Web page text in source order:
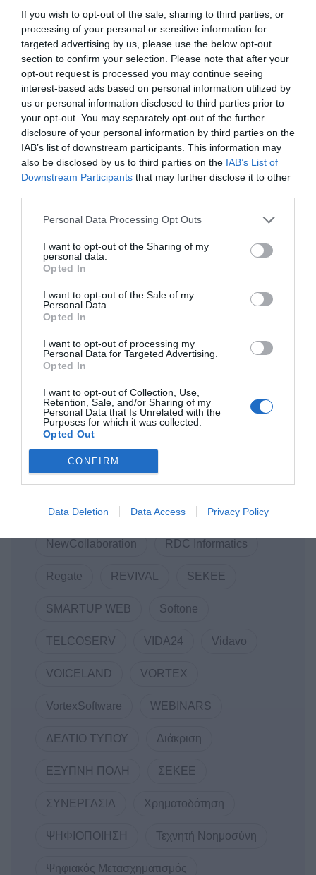
If you wish to opt-out of the sale, sharing to third parties, or
processing of your personal or sensitive information for
targeted advertising by us, please use the below opt-out
section to confirm your selection. Please note that after your
opt-out request is processed you may continue seeing
interest-based ads based on personal information utilized by
us or personal information disclosed to third parties prior to
your opt-out. You may separately opt-out of the further
disclosure of your personal information by third parties on the
IAB’s list of downstream participants. This information may
also be disclosed by us to third parties on the IAB’s List of
Downstream Participants that may further disclose it to other
Personal Data Processing Opt Outs
I want to opt-out of the Sharing of my
personal data.
Opted In
I want to opt-out of the Sale of my
Personal Data.
Opted In
I want to opt-out of processing my
Personal Data for Targeted Advertising.
Opted In
I want to opt-out of Collection, Use,
Retention, Sale, and/or Sharing of my
Personal Data that Is Unrelated with the
Purposes for which it was collected.
Opted Out
CONFIRM
Data Deletion Data Access Privacy Policy
Popular Tags
4yfn 5G ADAPTIT
AfterSalesPro Allweb Solutions S.A.
Athens Technology Center (ATC)
Code.Hub COVID-19 COVID19
DOTSOFT ENTERPRISE GREECE
Innovation LANCOM
Markatatos MWC Mwc22
NewCollaboration RDC Informatics
Regate REVIVAL SEKEE
SMARTUP WEB Softone
TELCOSERV VIDA24 Vidavo
VOICELAND VORTEX
VortexSoftware WEBINARS
ΔΕΛΤΙΟ ΤΥΠΟΥ Διάκριση
ΕΞΥΠΝΗ ΠΟΛΗ ΣΕΚΕΕ
ΣΥΝΕΡΓΑΣΙΑ Χρηματοδότηση
ΨΗΦΙΟΠΟΙΗΣΗ Τεχνητή Νοημοσύνη
Ψηφιακός Μετασχηματισμός